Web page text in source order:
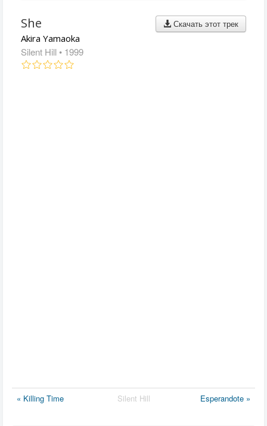
Скачать этот трек
She
Akira Yamaoka
Silent Hill • 1999
« Killing Time Silent Hill Esperandote »